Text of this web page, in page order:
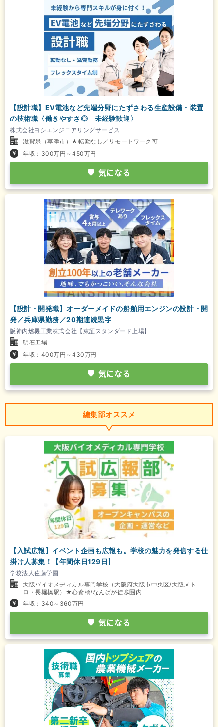
【設計職】EV電池など先端分野にたずさわる生産設備・装置
の技術職〈働きやすさ◎｜未経験歓迎〉
株式会社ヨシエンジニアリングサービス
滋賀県（草津市）★転勤なし／リモートワーク可
年収：300万円～450万円
気になる
【設計・開発職】オーダーメイドの船舶用エンジンの設計・開
発／兵庫県勤務／20期連続黒字
阪神内燃機工業株式会社【東証スタンダード上場】
明石工場
年収：400万円～430万円
気になる
編集部オススメ
【入試広報】イベント企画も広報も。学校の魅力を発信する仕
掛け人募集！【年間休日129日】
学校法人佐藤学園
大阪バイオメディカル専門学校（大阪府大阪市中央区/大阪メト
ロ・長堀橋駅）★心斎橋/なんばが徒歩圏内
年収：340～360万円
気になる